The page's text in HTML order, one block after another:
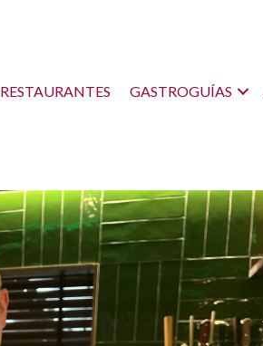
RESTAURANTES GASTROGUÍAS